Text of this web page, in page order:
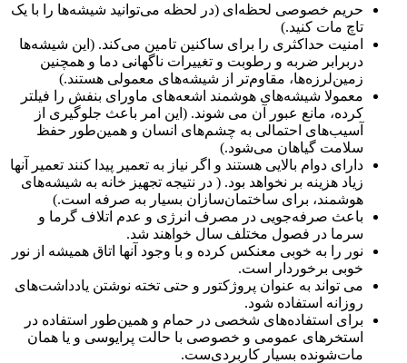
حریم خصوصی لحظه‌ای (در لحظه می‌توانید شیشه‌ها را با یک
تاچ مات کنید.)
امنیت حداکثری را برای ساکنین تامین می‌کند. (این شیشه‌ها
دربرابر ضربه و رطوبت و تغییرات ناگهانی دما و همچنین
زمین‌لرزه‌ها، مقاوم‌تر از شیشه‌های معمولی هستند.)
معمولا شیشه‌های هوشمند اشعه‌های ماورای بنفش را فیلتر
کرده، مانع عبور آن می شوند. (این امر باعث جلوگیری از
آسیب‌های احتمالی به چشم‌های انسان و همین‌طور حفظ
سلامت گیاهان می‌شود.)
دارای دوام بالایی هستند و اگر نیاز به تعمیر پیدا کنند تعمیر آنها
زیاد هزینه بر نخواهد بود. ( در نتیجه تجهیز خانه به شیشه‌های
هوشمند، برای ساختمان‌سازان بسیار به صرفه است.)
باعث صرفه‌جویی در مصرف انرژی و عدم اتلاف گرما و
سرما در فصول مختلف سال خواهند شد.
نور را به خوبی معنکس کرده و با وجود آنها اتاق همیشه از نور
خوبی برخوردار است.
می تواند به عنوان پروژکتور و حتی تخته نوشتن یادداشت‌های
روزانه استفاده شود.
برای استفاده‌های شخصی در حمام و همین‌طور استفاده در
استخرهای عمومی و خصوصی با حالت پرایوسی و یا همان
مات‌شونده بسیار کاربردی‌ست.